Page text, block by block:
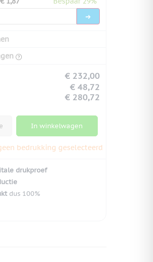
€ 232,00
€ 48,72
€ 280,72
In winkelwagen
bedrukking geselecteerd
drukproef
dus 100%